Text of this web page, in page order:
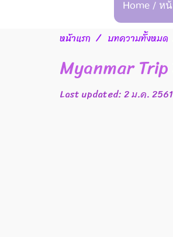
Home / ห
หน้าแรก บทความทั้งหมด
Myanmar
Last updated: 2 ม.ค. 2561